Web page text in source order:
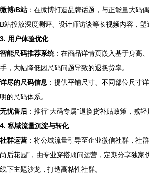
微博/B站：在微博打造品牌话题，与正能量大码
B站投放深度测评、设计师访谈等长视频内容，塑
3. 用户体验优化
智能尺码推荐系统：在商品详情页嵌入基于身高
手，大幅降低因尺码问题导致的退换货率。
详尽的尺码信息 ：提供平铺尺寸、不同部位尺寸
明的尺码体系。
无忧售后 ：推行“大码专属”退换货补贴政策，减轻
4. 私域流量沉淀与转化
社群运营 ：将公域流量引导至企业微信社群，社
尚后花园”，由专业穿搭顾问运营，定期分享独家
线下主题沙龙，打造高粘性社群。